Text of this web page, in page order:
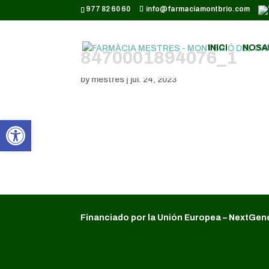
Obre la barra d'eines
CODI GOOGLE ANALYTICS:
977 82 60 60 info@farmaciamontbrio.com
INICI
8470001894076_1
by mestres | jul. 24, 2023
Financiado por la Unión Europea –